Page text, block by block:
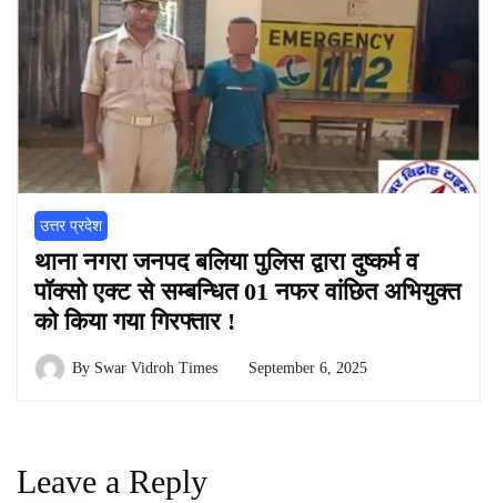
उत्तर प्रदेश
थाना नगरा जनपद बलिया पुलिस द्वारा दुष्कर्म व
पॉक्सो एक्ट से सम्बन्धित 01 नफर वांछित अभियुक्त
को किया गया गिरफ्तार !
By Swar Vidroh Times September 6, 2025
Leave a Reply